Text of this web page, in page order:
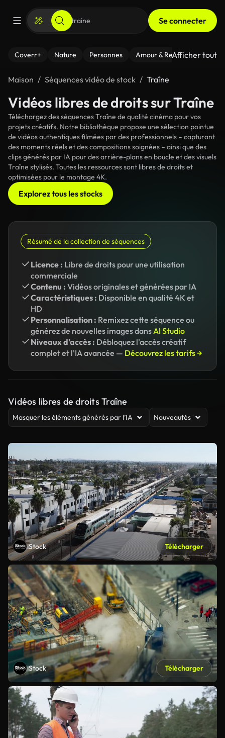
Se connecter
Coverr+ Nature Personnes Amour & Relations Le
Afficher tout
Maison Séquences vidéo de stock Traîne
Vidéos libres de droits sur Traîne
Téléchargez des séquences Traîne de qualité cinéma pour vos
projets créatifs. Notre bibliothèque propose une sélection pointue
de vidéos authentiques filmées par des professionnels – capturant
des moments réels et des compositions soignées – ainsi que des
clips générés par IA pour des arrière-plans en boucle et des visuels
Traîne stylisés. Toutes les ressources sont libres de droits et
optimisées pour le montage 4K.
Explorez tous les stocks
Résumé de la collection de séquences
Licence : Libre de droits pour une utilisation
commerciale
Contenu : Vidéos originales et générées par IA
Caractéristiques : Disponible en qualité 4K et
HD
Personnalisation : Remixez cette séquence ou
générez de nouvelles images dansAI Studio
Niveaux d'accès : Débloquez l'accès créatif
complet et l'IA avancée — Découvrez les tarifs →
Vidéos libres de droits Traîne
Masquer les éléments générés par l’IA Nouveautés
iStock Télécharger
iStock Télécharger